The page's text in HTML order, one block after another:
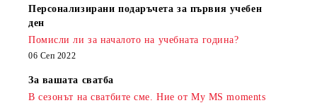
Персонализирани подаръчета за първия учебен
ден
Помисли ли за началото на учебната година?
06 Сеп 2022
За вашата сватба
В сезонът на сватбите сме. Ние от My MS moments